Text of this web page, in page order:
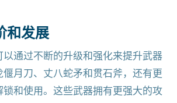
和发展
通过不断的升级和强化来提升武器
月刀、丈八蛇矛和贯石斧，还有更
锁和使用。这些武器拥有更强大的攻